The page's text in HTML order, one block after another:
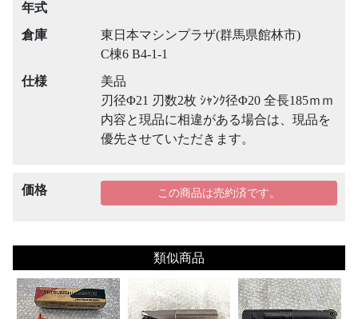
年式
倉庫
東日本マシンプラザ(群馬県館林市)
C棟6 B4-1-1
仕様
美品
刃径Φ21 刃数2枚 ｼｬﾝｸ径Φ20 全長185ｍｍ
内容と現品に相違がある場合は、現品を
優先させていただきます。
価格 この商品は売約済です。
類似商品